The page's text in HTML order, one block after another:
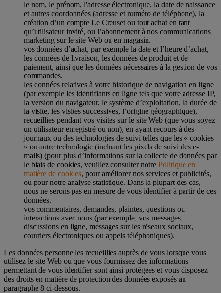
le nom, le prénom, l'adresse électronique, la date de naissance
et autres coordonnées (adresse et numéro de téléphone), la
création d’un compte Le Creuset ou tout achat en tant
qu’utilisateur invité, ou l’abonnement à nos communications
marketing sur le site Web ou en magasin.
vos données d’achat, par exemple la date et l’heure d’achat,
les données de livraison, les données de produit et de
paiement, ainsi que les données nécessaires à la gestion de vos
commandes.
les données relatives à votre historique de navigation en ligne
(par exemple les identifiants en ligne tels que votre adresse IP,
la version du navigateur, le système d’exploitation, la durée de
la visite, les visites successives, l’origine géographique),
recueillies pendant vos visites sur le site Web (que vous soyez
un utilisateur enregistré ou non), en ayant recours à des
journaux ou des technologies de suivi telles que les « cookies
» ou autre technologie (incluant les pixels de suivi des e-
mails) (pour plus d’informations sur la collecte de données par
le biais de cookies, veuillez consulter notre Politique en
matière de cookies, pour améliorer nos services et publicités,
ou pour notre analyse statistique. Dans la plupart des cas,
nous ne serons pas en mesure de vous identifier à partir de ces
données.
vos commentaires, demandes, plaintes, questions ou
interactions avec nous (par exemple, vos messages,
discussions en ligne, messages sur les réseaux sociaux,
courriers électroniques ou appels téléphoniques).
Les données personnelles recueillies auprès de vous lorsque vous
utilisez le site Web ou que vous fournissez des informations
permettant de vous identifier sont ainsi protégées et vous disposez
des droits en matière de protection des données exposés au
paragraphe 8 ci-dessous.